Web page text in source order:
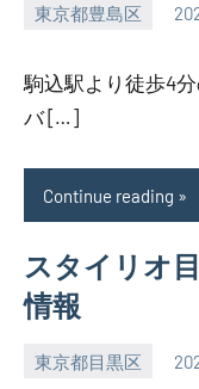
東京都豊島区
SEZIMO
駒込駅より徒歩4
バ […]
Continue reading
スタイリオ
情報
東京都目黒区
SEZIMO